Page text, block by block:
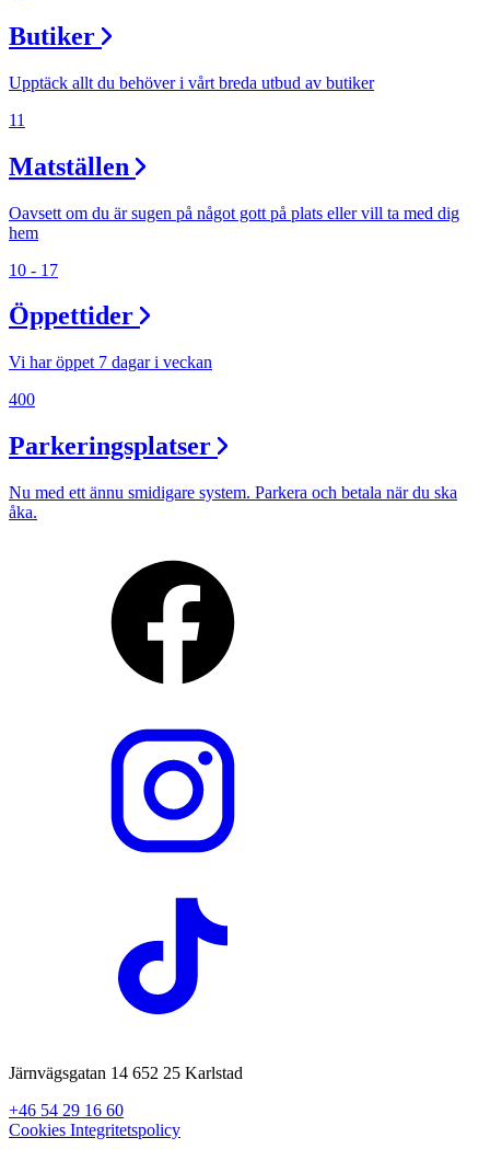
Butiker
Upptäck allt du behöver i vårt breda utbud av butiker
11
Matställen
Oavsett om du är sugen på något gott på plats eller vill ta med dig
hem
10 - 17
Öppettider
Vi har öppet 7 dagar i veckan
400
Parkeringsplatser
Nu med ett ännu smidigare system. Parkera och betala när du ska
åka.
Järnvägsgatan 14 652 25 Karlstad
+46 54 29 16 60
Cookies Integritetspolicy